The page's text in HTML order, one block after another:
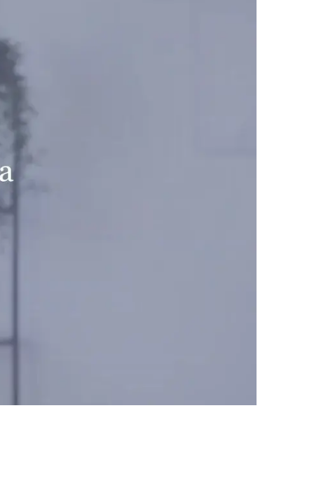
geregeld worden? Hoe vertel je het
afgestemd op jullie tempo. In de
Waar staan jullie nu? Vanuit daar
notarissen)
en regelgeving naar begrijpelijke taal.
tot oplossingen te komen, maar door eerst
nu beter dan in de laatste jaren van
ook over opnieuw verbinden. Op een